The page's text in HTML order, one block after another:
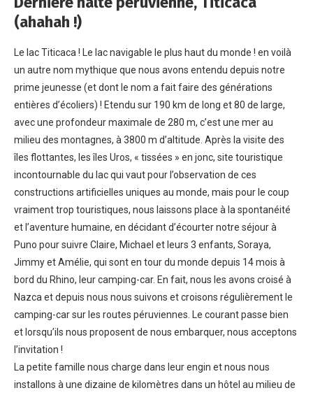
(ahahah !)
Le lac Titicaca ! Le lac navigable le plus haut du monde ! en voilà
un autre nom mythique que nous avons entendu depuis notre
prime jeunesse (et dont le nom a fait faire des générations
entières d’écoliers) ! Etendu sur 190 km de long et 80 de large,
avec une profondeur maximale de 280 m, c’est une mer au
milieu des montagnes, à 3800 m d’altitude. Après la visite des
îles flottantes, les îles Uros, « tissées » en jonc, site touristique
incontournable du lac qui vaut pour l’observation de ces
constructions artificielles uniques au monde, mais pour le coup
vraiment trop touristiques, nous laissons place à la spontanéité
et l’aventure humaine, en décidant d’écourter notre séjour à
Puno pour suivre Claire, Michael et leurs 3 enfants, Soraya,
Jimmy et Amélie, qui sont en tour du monde depuis 14 mois à
bord du Rhino, leur camping-car. En fait, nous les avons croisé à
Nazca et depuis nous nous suivons et croisons régulièrement le
camping-car sur les routes péruviennes. Le courant passe bien
et lorsqu’ils nous proposent de nous embarquer, nous acceptons
l’invitation !
La petite famille nous charge dans leur engin et nous nous
installons à une dizaine de kilomètres dans un hôtel au milieu de